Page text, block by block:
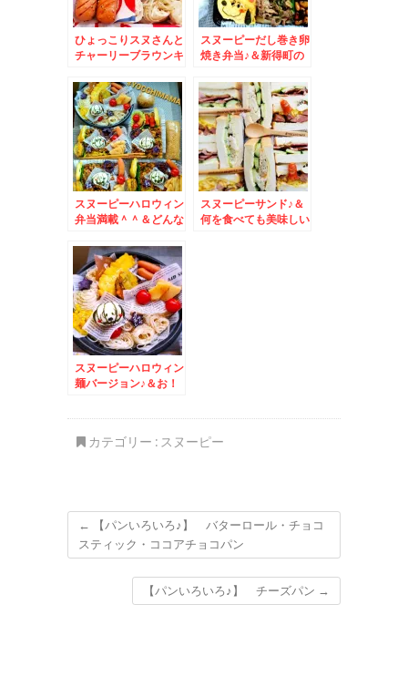
ひょっこりスヌさんと
チャーリーブラウンキ
名店奥芝商店♪
スヌーピーだし巻き卵
焼き弁当♪＆新得町の
んのお蕎麦♪
スヌーピーハロウィン
弁当満載＾＾＆どんな
い！！「辛いラーメン
17」
スヌーピーサンド♪＆
何を食べても美味しい
スヌーピーハロウィン
麺バージョン♪＆お！
カテゴリー : スヌーピー
←
【パンいろいろ♪】 バターロール・チョコ
スティック・ココアチョコパン
【パンいろいろ♪】 チーズパン →